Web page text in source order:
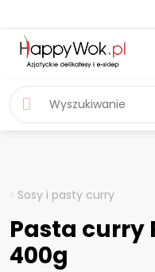
Sosy i pasty curry
Pasta curry
400g